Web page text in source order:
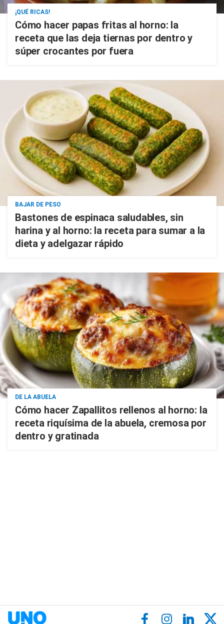
¡QUÉ RICAS!
Cómo hacer papas fritas al horno: la
receta que las deja tiernas por dentro y
súper crocantes por fuera
BAJAR DE PESO
Bastones de espinaca saludables, sin
harina y al horno: la receta para sumar a la
dieta y adelgazar rápido
DE LA ABUELA
Cómo hacer Zapallitos rellenos al horno: la
receta riquísima de la abuela, cremosa por
dentro y gratinada